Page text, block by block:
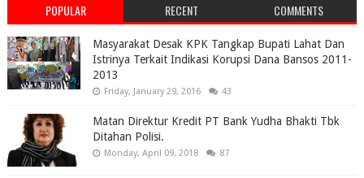
POPULAR RECENT COMMENTS
Masyarakat Desak KPK Tangkap Bupati Lahat Dan
Istrinya Terkait Indikasi Korupsi Dana Bansos 2011-
2013
Friday, January 29, 2016 43
Matan Direktur Kredit PT Bank Yudha Bhakti Tbk
Ditahan Polisi.
Monday, April 09, 2018 87